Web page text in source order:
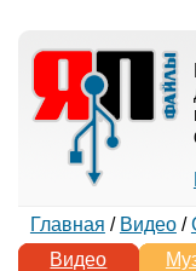
Главная / Видео/
Видео